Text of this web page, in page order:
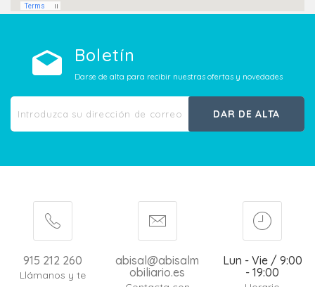
Boletín
Darse de alta para recibir nuestras ofertas y novedades
DAR DE ALTA
915 212 260
Llámanos y te
abisal@abisalm
obiliario.es
Lun - Vie / 9:00
- 19:00